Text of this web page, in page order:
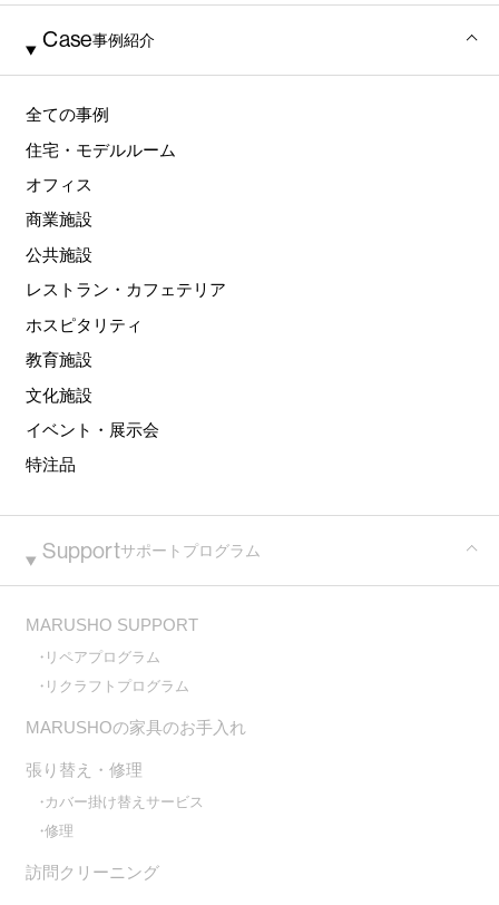
Case事例紹介
全ての事例
住宅・モデルルーム
オフィス
商業施設
公共施設
レストラン・カフェテリア
ホスピタリティ
教育施設
文化施設
イベント・展示会
特注品
Supportサポートプログラム
MARUSHO SUPPORT
リペアプログラム
リクラフトプログラム
MARUSHOの家具のお⼿⼊れ
張り替え・修理
カバー掛け替えサービス
修理
訪問クリーニング